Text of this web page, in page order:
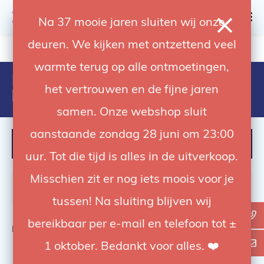
Na 37 mooie jaren sluiten wij onze
deuren. We kijken met ontzettend veel
warmte terug op alle ontmoetingen,
het vertrouwen en de fijne jaren
samen. Onze webshop sluit
aanstaande zondag 28 juni om 23:00
uur. Tot die tijd is alles in de uitverkoop.
Misschien zit er nog iets moois voor je
tussen! Na sluiting blijven wij
bereikbaar per e-mail en telefoon tot ±
1 oktober. Bedankt voor alles. ❤️
4.92 / 5 op trusted shops
Producten getagd met
broncolor scoro
Bekijk0 van de 0 producten